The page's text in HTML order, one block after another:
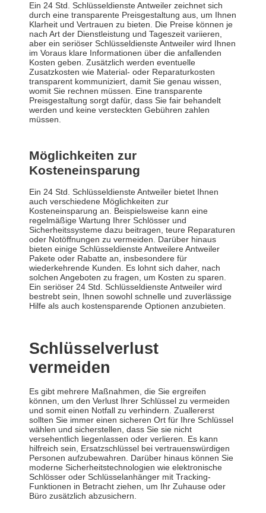
Ein 24 Std. Schlüsseldienste Antweiler zeichnet sich
durch eine transparente Preisgestaltung aus, um Ihnen
Klarheit und Vertrauen zu bieten. Die Preise können je
nach Art der Dienstleistung und Tageszeit variieren,
aber ein seriöser Schlüsseldienste Antweiler wird Ihnen
im Voraus klare Informationen über die anfallenden
Kosten geben. Zusätzlich werden eventuelle
Zusatzkosten wie Material- oder Reparaturkosten
transparent kommuniziert, damit Sie genau wissen,
womit Sie rechnen müssen. Eine transparente
Preisgestaltung sorgt dafür, dass Sie fair behandelt
werden und keine versteckten Gebühren zahlen
müssen.
Möglichkeiten zur
Kosteneinsparung
Ein 24 Std. Schlüsseldienste Antweiler bietet Ihnen
auch verschiedene Möglichkeiten zur
Kosteneinsparung an. Beispielsweise kann eine
regelmäßige Wartung Ihrer Schlösser und
Sicherheitssysteme dazu beitragen, teure Reparaturen
oder Notöffnungen zu vermeiden. Darüber hinaus
bieten einige Schlüsseldienste Antweilere Antweiler
Pakete oder Rabatte an, insbesondere für
wiederkehrende Kunden. Es lohnt sich daher, nach
solchen Angeboten zu fragen, um Kosten zu sparen.
Ein seriöser 24 Std. Schlüsseldienste Antweiler wird
bestrebt sein, Ihnen sowohl schnelle und zuverlässige
Hilfe als auch kostensparende Optionen anzubieten.
Schlüsselverlust
vermeiden
Es gibt mehrere Maßnahmen, die Sie ergreifen
können, um den Verlust Ihrer Schlüssel zu vermeiden
und somit einen Notfall zu verhindern. Zuallererst
sollten Sie immer einen sicheren Ort für Ihre Schlüssel
wählen und sicherstellen, dass Sie sie nicht
versehentlich liegenlassen oder verlieren. Es kann
hilfreich sein, Ersatzschlüssel bei vertrauenswürdigen
Personen aufzubewahren. Darüber hinaus können Sie
moderne Sicherheitstechnologien wie elektronische
Schlösser oder Schlüsselanhänger mit Tracking-
Funktionen in Betracht ziehen, um Ihr Zuhause oder
Büro zusätzlich abzusichern.